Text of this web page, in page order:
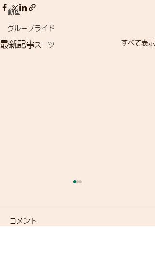
動画
グループライド
ウェットスーツ
最新記事 すべて表示
コメント